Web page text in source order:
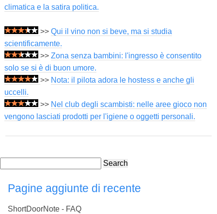
climatica e la satira politica.
>> Qui il vino non si beve, ma si studia
scientificamente.
>> Zona senza bambini: l'ingresso è consentito
solo se si è di buon umore.
>> Nota: il pilota adora le hostess e anche gli
uccelli.
>> Nel club degli scambisti: nelle aree gioco non
vengono lasciati prodotti per l'igiene o oggetti personali.
Search
Pagine aggiunte di recente
ShortDoorNote - FAQ